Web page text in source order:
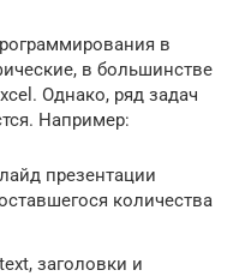
в
в большинстве
Однако, ряд задач
Например:
презентации
количества
заголовки и